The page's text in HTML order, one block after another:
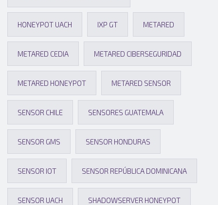
HONEYPOT UACH IXP GT METARED
METARED CEDIA METARED CIBERSEGURIDAD
METARED HONEYPOT METARED SENSOR
SENSOR CHILE SENSORES GUATEMALA
SENSOR GMS SENSOR HONDURAS
SENSOR IOT SENSOR REPÚBLICA DOMINICANA
SENSOR UACH SHADOWSERVER HONEYPOT